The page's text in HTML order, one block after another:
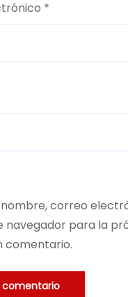
*
correo
navegador para la
comentario.